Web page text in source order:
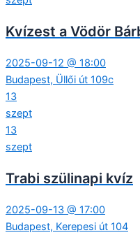
Kvízest a Vödör
2025-09-12 @ 18:00
Budapest, Üllői út 109c
13
szept
13
szept
Trabi szülinapi kvíz
2025-09-13 @ 17:00
Budapest, Kerepesi út 104